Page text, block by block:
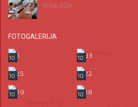
30.06.2026
FOTOGALERIJA
10 10
10
10
10
10